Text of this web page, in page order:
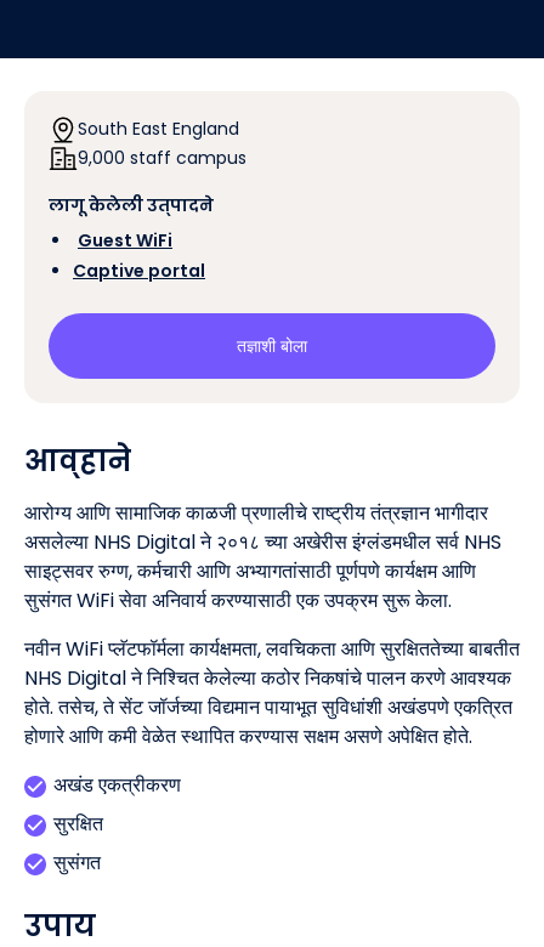
South East England
9,000 staff campus
लागू केलेली उत्पादने
Guest WiFi
Captive portal
तज्ञाशी बोला
आव्हाने
आरोग्य आणि सामाजिक काळजी प्रणालीचे राष्ट्रीय तंत्रज्ञान भागीदार
असलेल्या NHS Digital ने २०१८ च्या अखेरीस इंग्लंडमधील सर्व NHS
साइट्सवर रुग्ण, कर्मचारी आणि अभ्यागतांसाठी पूर्णपणे कार्यक्षम आणि
सुसंगत WiFi सेवा अनिवार्य करण्यासाठी एक उपक्रम सुरू केला.
नवीन WiFi प्लॅटफॉर्मला कार्यक्षमता, लवचिकता आणि सुरक्षिततेच्या बाबतीत
NHS Digital ने निश्चित केलेल्या कठोर निकषांचे पालन करणे आवश्यक
होते. तसेच, ते सेंट जॉर्जच्या विद्यमान पायाभूत सुविधांशी अखंडपणे एकत्रित
होणारे आणि कमी वेळेत स्थापित करण्यास सक्षम असणे अपेक्षित होते.
अखंड एकत्रीकरण
सुरक्षित
सुसंगत
उपाय